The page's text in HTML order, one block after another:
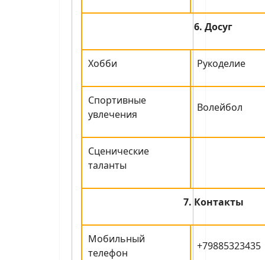
6. Досуг
Хобби Рукоделие
Спортивные
увлечения
Волейбол
Сценические
таланты
7. Контакты
Мобильный
телефон
+79885323435